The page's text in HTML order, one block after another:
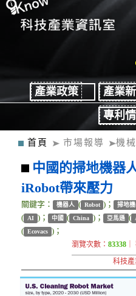
產業政策 產業
專利
首頁 市場報導 機
中國的掃地機器
iRobot帶來壓力
關鍵字： 機器人 ( Robot )； 掃地
( AI )； 中國 ( China )； 亞馬遜 (
( Ecovacs )；
瀏覽次數：83338
科技產